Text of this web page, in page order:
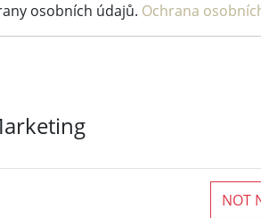
2 K
osobních údajů. Ochrana
NOT